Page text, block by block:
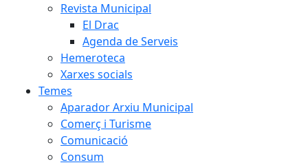
Revista Municipal
El Drac
Agenda de Serveis
Hemeroteca
Xarxes socials
Temes
Aparador Arxiu Municipal
Comerç i Turisme
Comunicació
Consum